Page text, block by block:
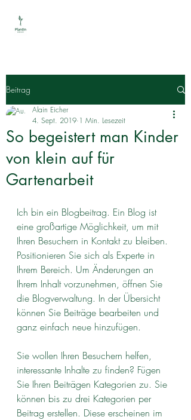
Beitrag
So begeistert man Kinder
von klein auf für
Gartenarbeit
Alain Eicher
4. Sept. 2019 1 Min. Lesezeit
Ich bin ein Blogbeitrag. Ein Blog ist
eine großartige Möglichkeit, um mit
Ihren Besuchern in Kontakt zu bleiben.
Positionieren Sie sich als Experte in
Ihrem Bereich. Um Änderungen an
Ihrem Inhalt vorzunehmen, öffnen Sie
die Blogverwaltung. In der Übersicht
können Sie Beiträge bearbeiten und
ganz einfach neue hinzufügen.
Sie wollen Ihren Besuchern helfen,
interessante Inhalte zu finden? Fügen
Sie Ihren Beiträgen Kategorien zu. Sie
können bis zu drei Kategorien per
Beitrag erstellen. Diese erscheinen im